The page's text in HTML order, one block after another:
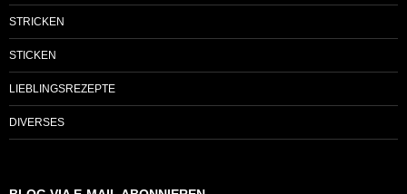
STRICKEN
STICKEN
LIEBLINGSREZEPTE
DIVERSES